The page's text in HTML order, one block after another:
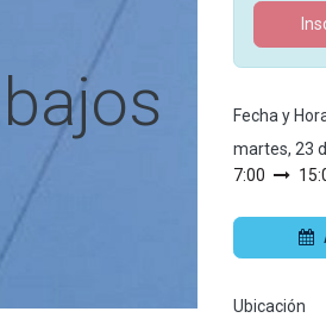
Fecha y
martes, 23
7:00
Ubicación